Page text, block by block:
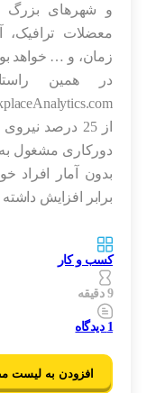
و شهرهای بزرگ
معضلات ترافیک‌،
زمان‌، و … خواهد بود.
در همین
از 25 درصد نیروی
دورکاری مشغول به
برابر افزایش داشته
کسب و کار
دیدگاه
افزودن به لیست